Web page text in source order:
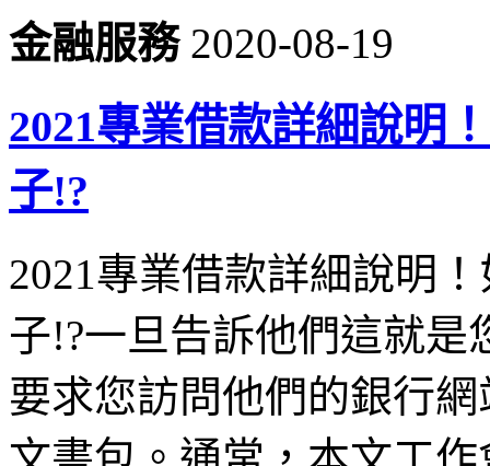
金融服務2020-08-19
2021專業借款詳細說明
子!?
2021專業借款詳細說明
子!?一旦告訴他們這就
要求您訪問他們的銀行